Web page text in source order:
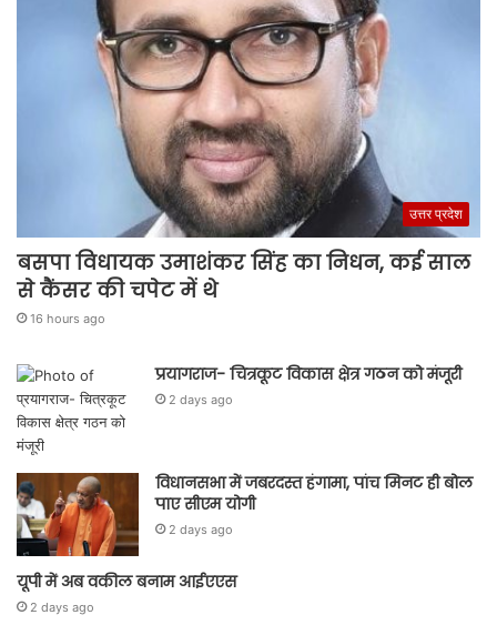
उत्तर प्रदेश
बसपा विधायक उमाशंकर सिंह का निधन, कई साल
से कैंसर की चपेट में थे
16 hours ago
प्रयागराज- चित्रकूट विकास क्षेत्र गठन को मंजूरी
2 days ago
विधानसभा में जबरदस्त हंगामा, पांच मिनट ही बोल
पाए सीएम योगी
2 days ago
यूपी में अब वकील बनाम आईएएस
2 days ago